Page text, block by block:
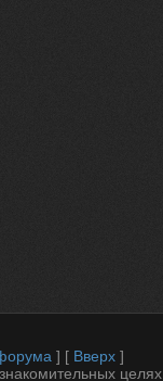
] [ Вверх]
целях.